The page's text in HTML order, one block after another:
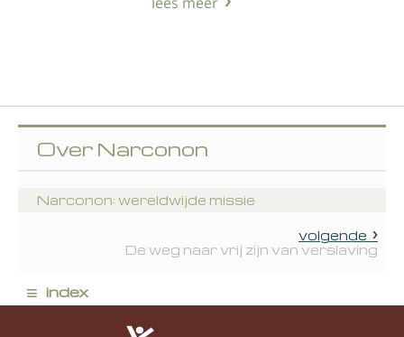
Over Narconon
Narconon: wereldwijde missie
volgende
De weg naar vrij zijn van verslaving
≡ index